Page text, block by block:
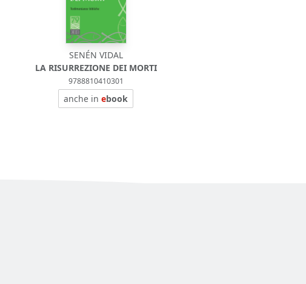
SENÉN VIDAL
LA RISURREZIONE DEI MORTI
9788810410301
anche inebook